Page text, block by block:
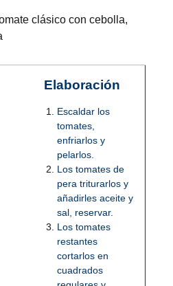
clásico con cebolla,
Elaboración
Escaldar los
tomates,
enfriarlos y
pelarlos.
Los tomates de
pera triturarlos y
añadirles aceite y
sal, reservar.
Los tomates
restantes
cortarlos en
cuadrados